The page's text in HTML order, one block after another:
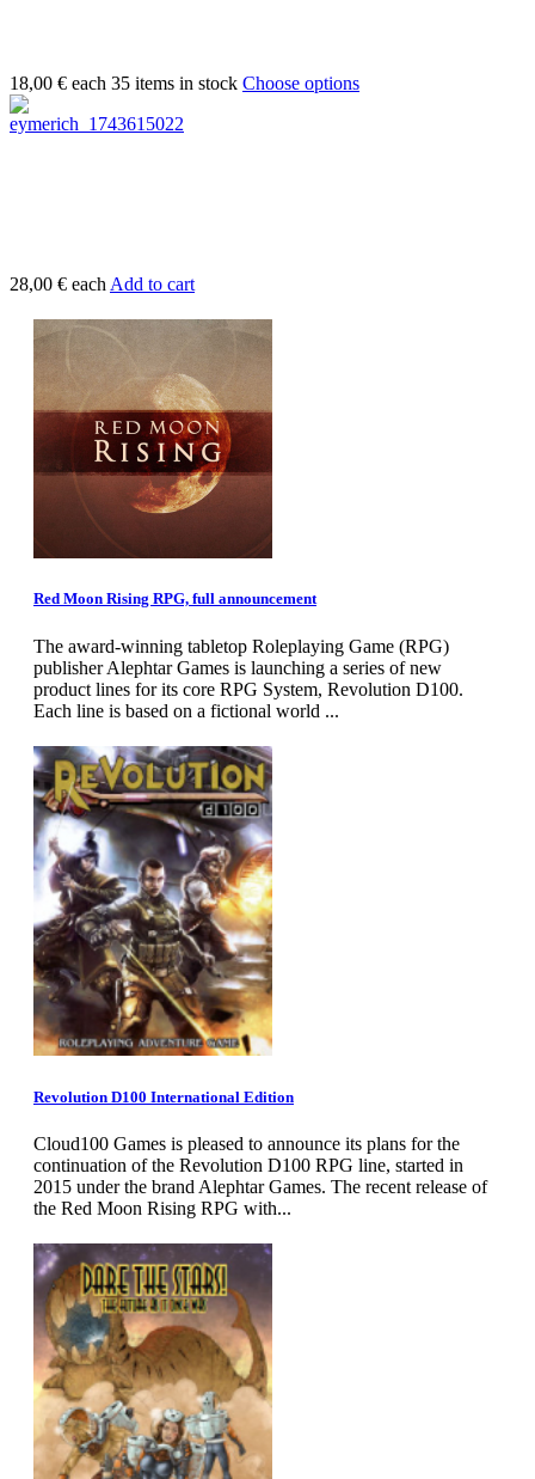
18,00 € each 35 items in stock Choose options
28,00 € each Add to cart
Red Moon Rising RPG, full announcement
The award-winning tabletop Roleplaying Game (RPG)
publisher Alephtar Games is launching a series of new
product lines for its core RPG System, Revolution D100.
Each line is based on a fictional world ...
Revolution D100 International Edition
Cloud100 Games is pleased to announce its plans for the
continuation of the Revolution D100 RPG line, started in
2015 under the brand Alephtar Games. The recent release of
the Red Moon Rising RPG with...